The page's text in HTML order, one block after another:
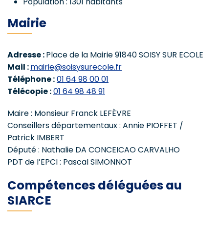
Mairie
Adresse :Place de la Mairie 91840 SOISY SUR ECOLE
Mail :mairie@soisysurecole.fr
Téléphone :01 64 98 00 01
Télécopie :01 64 98 48 91
Maire : Monsieur Franck LEFÈVRE
Conseillers départementaux : Annie PIOFFET /
Patrick IMBERT
Député : Nathalie DA CONCEICAO CARVALHO
PDT de l’EPCI : Pascal SIMONNOT
Compétences déléguées au
SIARCE